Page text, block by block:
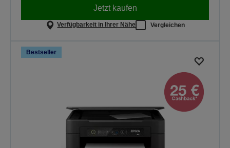
Jetzt kaufen
Verfügbarkeit in Ihrer Nähe Vergleichen
Bestseller